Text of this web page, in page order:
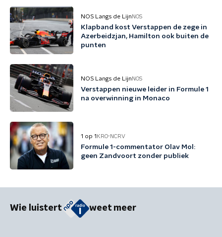
NOS Langs de Lijn NOS
Klapband kost Verstappen de zege in
Azerbeidzjan, Hamilton ook buiten de
punten
NOS Langs de Lijn NOS
Verstappen nieuwe leider in Formule 1
na overwinning in Monaco
1 op 1 KRO-NCRV
Formule 1-commentator Olav Mol:
geen Zandvoort zonder publiek
Wie luistert weet meer